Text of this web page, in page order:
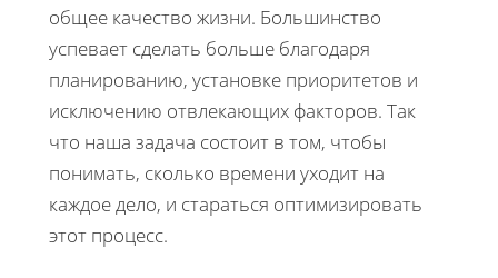
общее качество жизни. Большинство
успевает сделать больше благодаря
планированию, установке приоритетов и
исключению отвлекающих факторов. Так
что наша задача состоит в том, чтобы
понимать, сколько времени уходит на
каждое дело, и стараться оптимизировать
этот процесс.